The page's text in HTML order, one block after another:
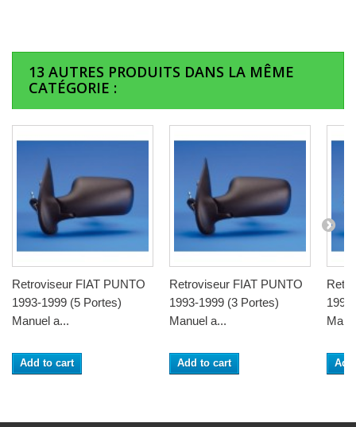
13 AUTRES PRODUITS DANS LA MÊME
CATÉGORIE :
Retroviseur FIAT PUNTO
1993-1999 (5 Portes)
Manuel a...
Add to cart
Retroviseur FIAT PUNTO
1993-1999 (3 Portes)
Manuel a...
Add to cart